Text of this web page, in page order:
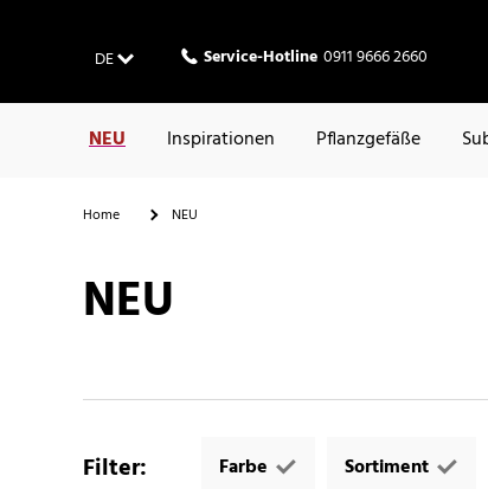
DE Service-Hotline 0911 9666 2660
NEU Inspirationen Pflanzgefäße
Home NEU
NEU
Filter: Farbe Sortiment